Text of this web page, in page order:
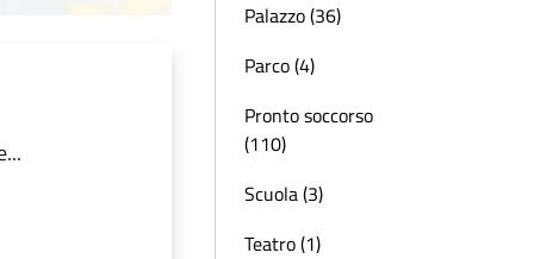
Palazzo (36)
Parco (4)
Pronto soccorso
(110)
Scuola (3)
Teatro (1)